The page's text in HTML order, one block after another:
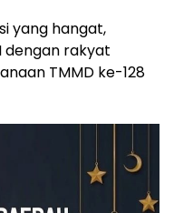
yang hangat,
dengan rakyat
TMMD ke-128